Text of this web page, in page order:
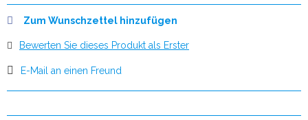
Zum Wunschzettel hinzufügen
Bewerten Sie dieses Produkt als Erster
E-Mail an einen Freund